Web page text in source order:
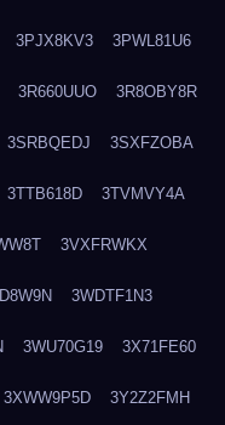
3PJX8KV3 3PWL81U6
3R660UUO 3R8OBY8R
3SRBQEDJ 3SXFZOBA
3TTB618D 3TVMVY4A
3VXFRWKX
3WDTF1N3
3WU70G19 3X71FE60
3XWW9P5D 3Y2Z2FMH